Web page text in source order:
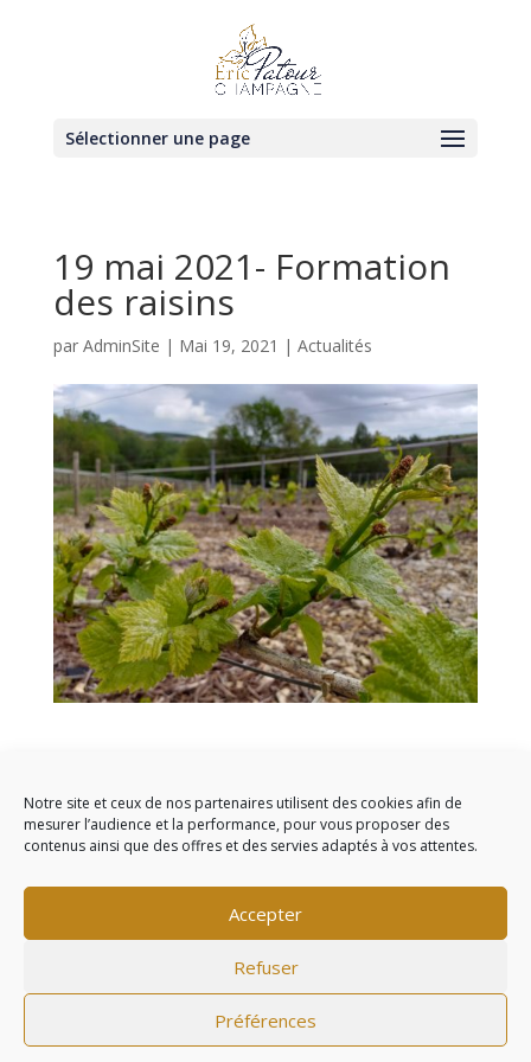
Notre site et ceux de nos partenaires utilisent des cookies afin de
mesurer l’audience et la performance, pour vous proposer des
contenus ainsi que des offres et des servies adaptés à vos attentes.
Accepter
Refuser
Préférences
Sélectionner une page
19 mai 2021- Formation
des raisins
par AdminSite | Mai 19, 2021 | Actualités
Commentaires récents
L'abus d'alcool est dangereux pour la santé, à
consommer avec modération - ©2020Agence web